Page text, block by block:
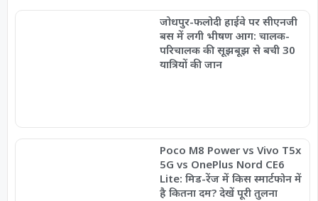
जोधपुर-फलोदी हाईवे पर सीएनजी
बस में लगी भीषण आग: चालक-
परिचालक की सूझबूझ से बची 30
यात्रियों की जान
Poco M8 Power vs Vivo T5x
5G vs OnePlus Nord CE6
Lite: मिड-रेंज में किस स्मार्टफोन में
है कितना दम? देखें पूरी तुलना